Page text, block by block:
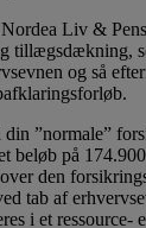
Liv &
tillægsdækning,
og så
”normale”
beløb på
den
tab af
i et ressource-